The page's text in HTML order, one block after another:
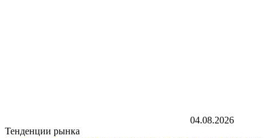
04.08.2026
Тенденции рынка